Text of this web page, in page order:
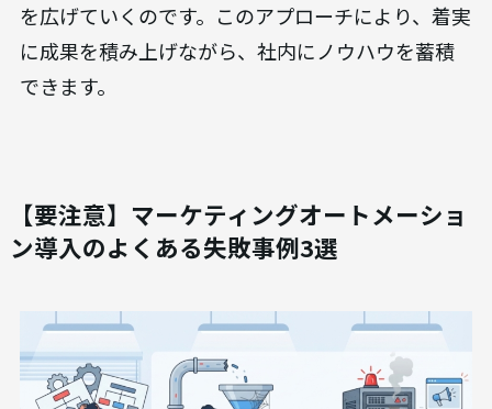
を広げていくのです。このアプローチにより、着実
に成果を積み上げながら、社内にノウハウを蓄積
できます。
【要注意】マーケティングオートメーショ
ン導入のよくある失敗事例3選